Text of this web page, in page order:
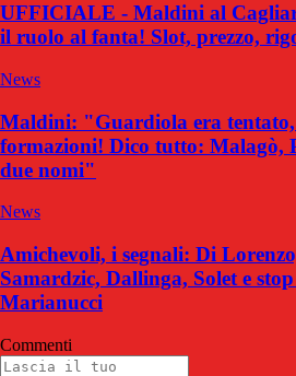
UFFICIALE - Maldini al
il ruolo al fanta! Slot, prezzo,
News
Maldini: "Guardiola era tentato,
formazioni! Dico tutto: Malagò,
due nomi"
News
Amichevoli, i segnali: Di
Samardzic, Dallinga, Solet e
Marianucci
Commenti